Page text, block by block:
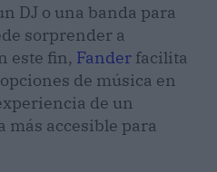
DJ o una banda para
sorprender a
este fin, Fander facilita
de música en
de un
más accesible para